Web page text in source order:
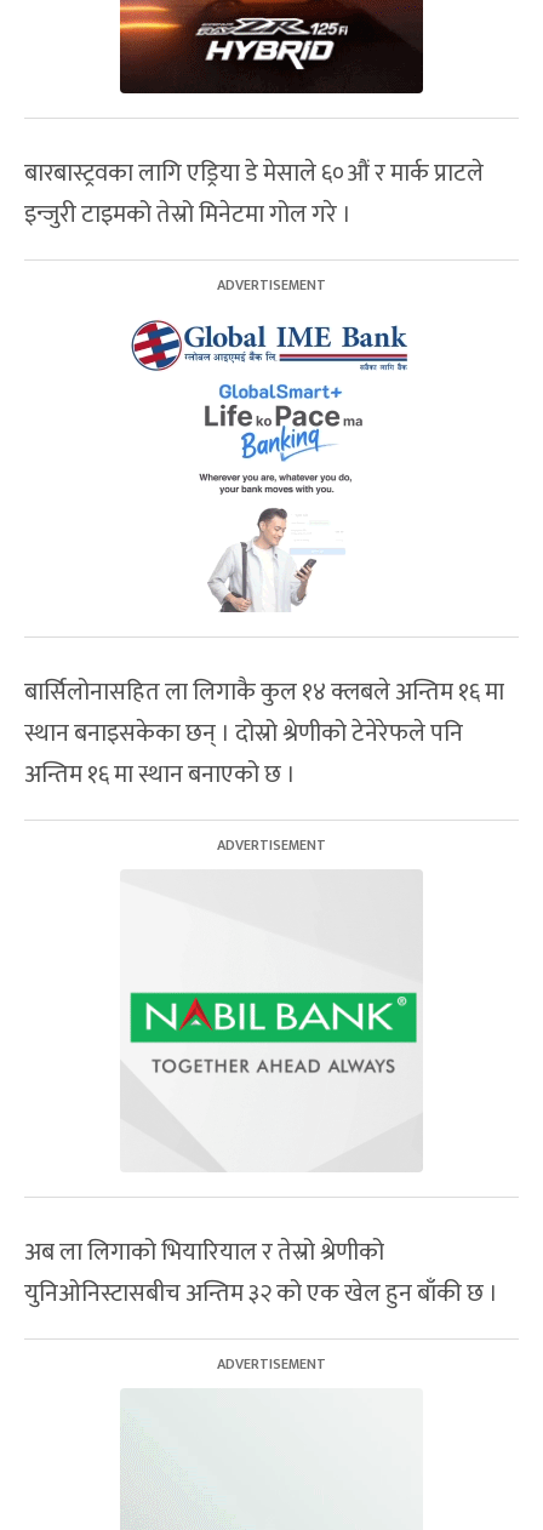
बारबास्ट्रवका लागि एड्रिया डे मेसाले ६०औं र मार्क प्राटले
इन्जुरी टाइमको तेस्रो मिनेटमा गोल गरे ।
बार्सिलोनासहित ला लिगाकै कुल १४ क्लबले अन्तिम १६ मा
स्थान बनाइसकेका छन् । दोस्रो श्रेणीको टेनेरेफले पनि
अन्तिम १६ मा स्थान बनाएको छ ।
अब ला लिगाको भियारियाल र तेस्रो श्रेणीको
युनिओनिस्टासबीच अन्तिम ३२ को एक खेल हुन बाँकी छ ।